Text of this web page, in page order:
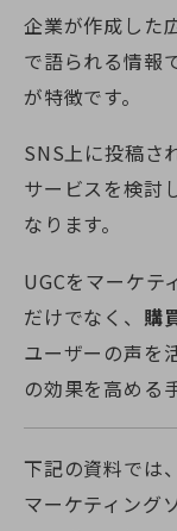
企業が作成した
で語られる情報
が特徴です。
SNS上に投稿さ
サービスを検討
なります。
UGCをマーケテ
だけでなく、 購
ユーザーの声を
の効果を高める
下記の資料では
マーケティング